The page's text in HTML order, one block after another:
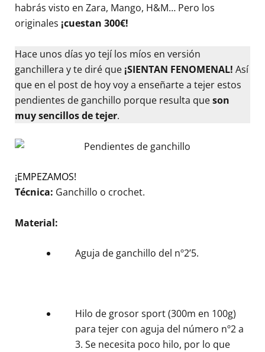
habrás visto en Zara, Mango, H&M… Pero los
originales ¡cuestan 300€!
Hace unos días yo tejí los míos en versión
ganchillera y te diré que ¡SIENTAN FENOMENAL! Así
que en el post de hoy voy a enseñarte a tejer estos
pendientes de ganchillo porque resulta queson
muy sencillos de tejer.
¡EMPEZAMOS!
Técnica: Ganchillo o crochet.
Material:
Aguja de ganchillo del nº2’5.
Hilo de grosor sport (300m en 100g)
para tejer con aguja del número nº2 a
3. Se necesita poco hilo, por lo que